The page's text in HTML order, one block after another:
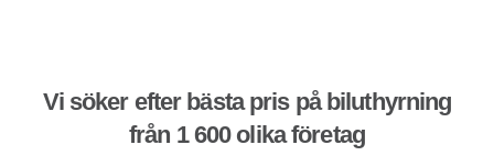
Vi söker efter bästa pris på biluthyrning
från 1 600 olika företag